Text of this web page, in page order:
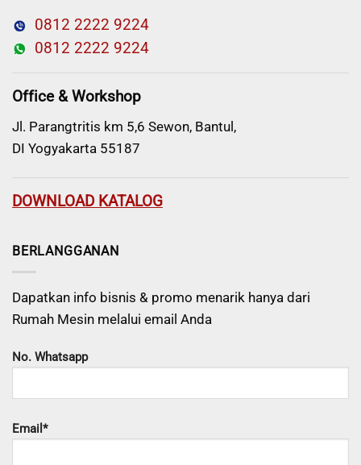
0812 2222 9224
0812 2222 9224
Office & Workshop
Jl. Parangtritis km 5,6 Sewon, Bantul,
DI Yogyakarta 55187
DOWNLOAD KATALOG
BERLANGGANAN
Dapatkan info bisnis & promo menarik hanya dari
Rumah Mesin melalui email Anda
No. Whatsapp
Email*